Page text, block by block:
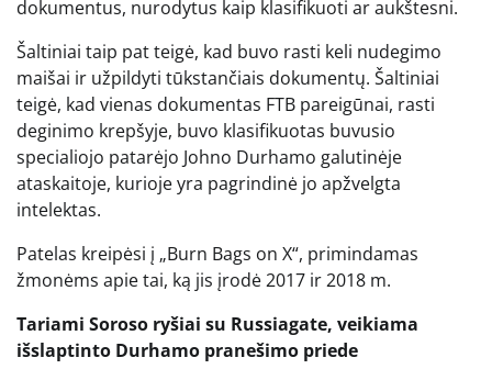
dokumentus, nurodytus kaip klasifikuoti ar aukštesni.
Šaltiniai taip pat teigė, kad buvo rasti keli nudegimo
maišai ir užpildyti tūkstančiais dokumentų. Šaltiniai
teigė, kad vienas dokumentas FTB pareigūnai, rasti
deginimo krepšyje, buvo klasifikuotas buvusio
specialiojo patarėjo Johno Durhamo galutinėje
ataskaitoje, kurioje yra pagrindinė jo apžvelgta
intelektas.
Patelas kreipėsi į „Burn Bags on X“, primindamas
žmonėms apie tai, ką jis įrodė 2017 ir 2018 m.
Tariami Soroso ryšiai su Russiagate, veikiama
išslaptinto Durhamo pranešimo priede